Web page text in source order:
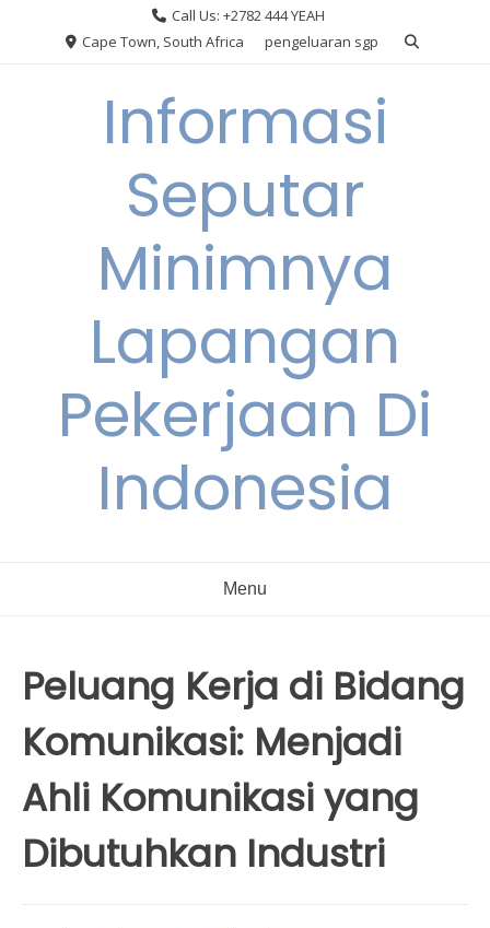
Call Us: +2782 444 YEAH
Cape Town, South Africa
pengeluaran sgp
Informasi
Seputar
Minimnya
Lapangan
Pekerjaan Di
Indonesia
Menu
Peluang Kerja di Bidang
Komunikasi: Menjadi
Ahli Komunikasi yang
Dibutuhkan Industri